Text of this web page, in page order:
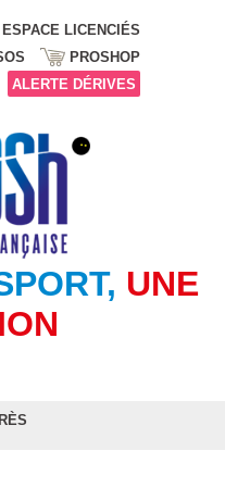
ESPACE LICENCIÉS
PROSHOP
ALERTE DÉRIVES
UNE